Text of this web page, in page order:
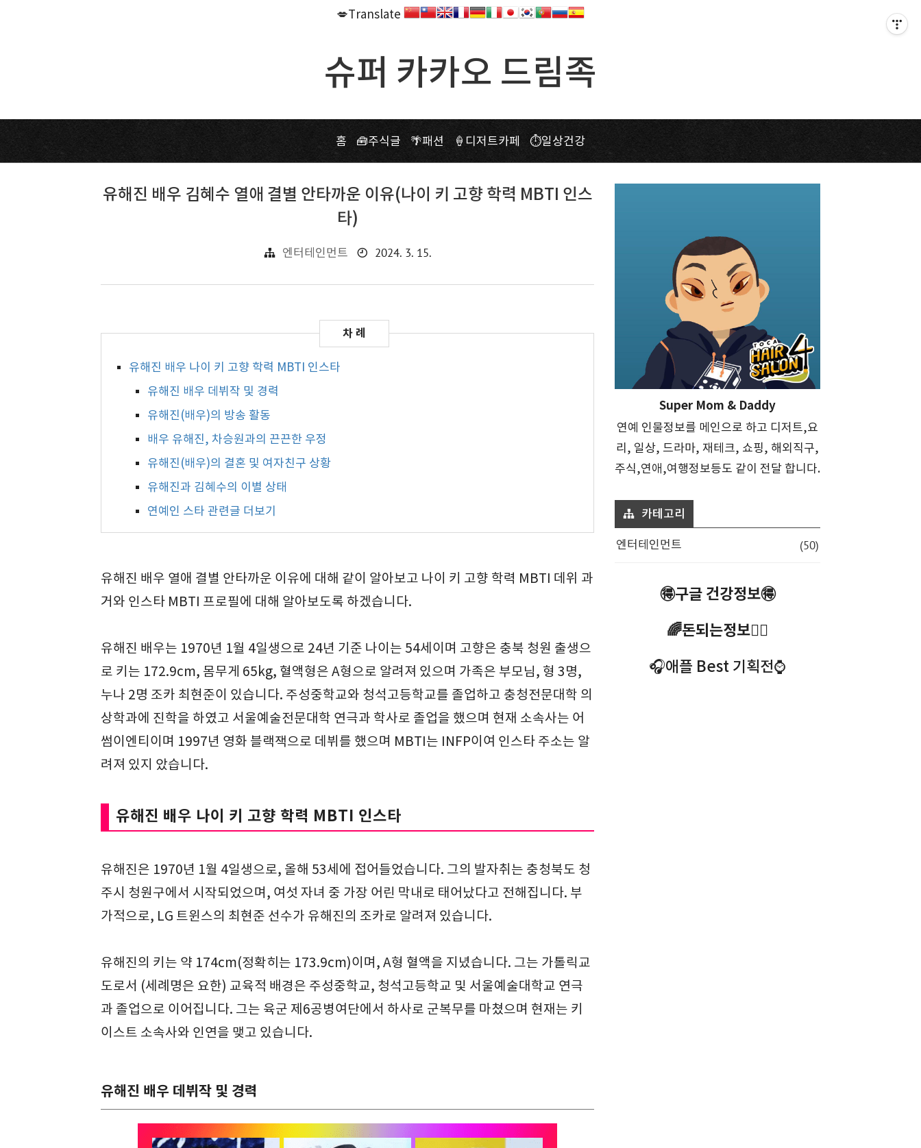
💋Translate
슈퍼 카카오 드림족
홈 🧰주식글 🌴패션 🍦디저트카페 ⏱일상건강
유해진 배우 김혜수 열애 결별 안타까운 이유(나이 키 고향 학력 MBTI 인스
타)
엔터테인먼트 2024. 3. 15.
유해진 배우 나이 키 고향 학력 MBTI 인스타
유해진 배우 데뷔작 및 경력
유해진(배우)의 방송 활동
배우 유해진, 차승원과의 끈끈한 우정
유해진(배우)의 결혼 및 여자친구 상황
유해진과 김혜수의 이별 상태
연예인 스타 관련글 더보기
유해진 배우 열애 결별 안타까운 이유에 대해 같이 알아보고 나이 키 고향 학력 MBTI 데위 과
거와 인스타 MBTI 프로필에 대해 알아보도록 하겠습니다.
유해진 배우는 1970년 1월 4일생으로 24년 기준 나이는 54세이며 고향은 충북 청원 출생으
로 키는 172.9cm, 몸무게 65kg, 혈액형은 A형으로 알려져 있으며 가족은 부모님, 형 3명,
누나 2명 조카 최현준이 있습니다. 주성중학교와 청석고등학교를 졸업하고 충청전문대학 의
상학과에 진학을 하였고 서울예술전문대학 연극과 학사로 졸업을 했으며 현재 소속사는 어
썸이엔티이며 1997년 영화 블랙잭으로 데뷔를 했으며 MBTI는 INFP이여 인스타 주소는 알
려져 있지 았습니다.
유해진 배우 나이 키 고향 학력 MBTI 인스타
유해진은 1970년 1월 4일생으로, 올해 53세에 접어들었습니다. 그의 발자취는 충청북도 청
주시 청원구에서 시작되었으며, 여섯 자녀 중 가장 어린 막내로 태어났다고 전해집니다. 부
가적으로, LG 트윈스의 최현준 선수가 유해진의 조카로 알려져 있습니다.
유해진의 키는 약 174cm(정확히는 173.9cm)이며, A형 혈액을 지녔습니다. 그는 가톨릭교
도로서 (세례명은 요한) 교육적 배경은 주성중학교, 청석고등학교 및 서울예술대학교 연극
과 졸업으로 이어집니다. 그는 육군 제6공병여단에서 하사로 군복무를 마쳤으며 현재는 키
이스트 소속사와 인연을 맺고 있습니다.
유해진 배우 데뷔작 및 경력
Super Mom & Daddy
연예 인물정보를 메인으로 하고 디저트,요
리, 일상, 드라마, 재테크, 쇼핑, 해외직구,
주식,연애,여행정보등도 같이 전달 합니다.
카테고리
엔터테인먼트 (50)
🉐구글 건강정보🉐
🌈돈되는정보🧜‍♀️
🎧애플 Best 기획전⌚️